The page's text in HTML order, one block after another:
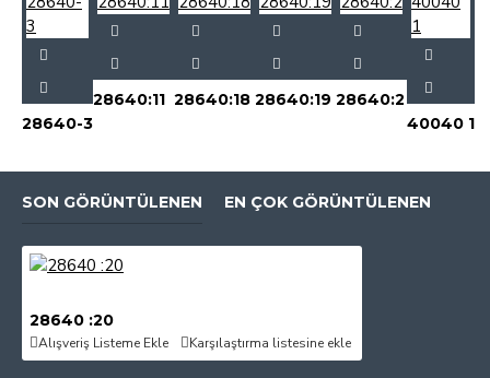
28640-3
28640:11 28640:18 28640:19 28640:2
40040 1
SON GÖRÜNTÜLENEN EN ÇOK GÖRÜNTÜLENEN
28640 :20
Alışveriş Listeme Ekle Karşılaştırma listesine ekle